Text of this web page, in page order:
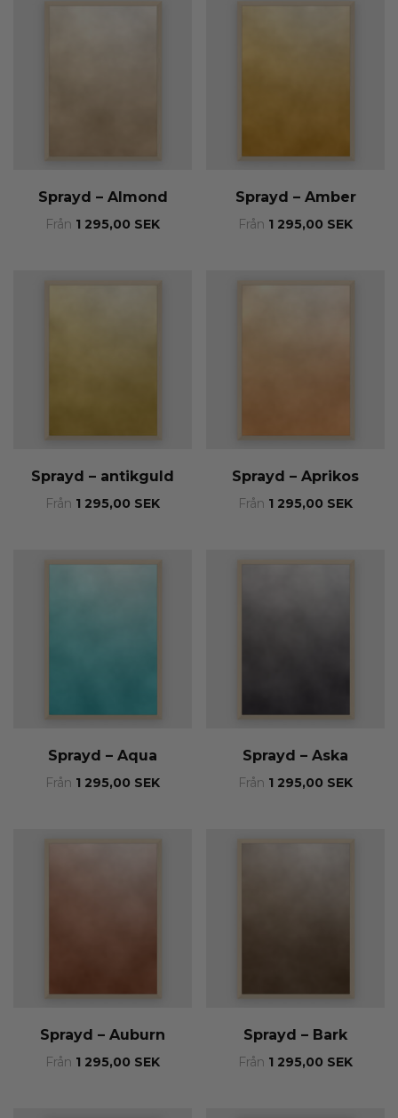
Sprayd – Almond
Från 1 295,00 SEK
Sprayd – Amber
Från 1 295,00 SEK
Sprayd – antikguld
Från 1 295,00 SEK
Sprayd – Aprikos
Från 1 295,00 SEK
Sprayd – Aqua
Från 1 295,00 SEK
Sprayd – Aska
Från 1 295,00 SEK
Sprayd – Auburn
Från 1 295,00 SEK
Sprayd – Bark
Från 1 295,00 SEK